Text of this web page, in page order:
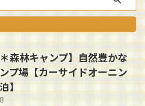
＊森林キャンプ】自然豊かな
プ場【カーサイドオーニン
】